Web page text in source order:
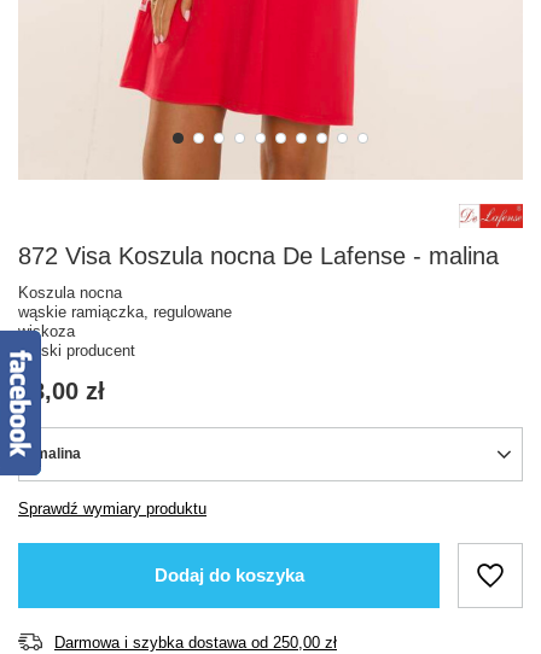
872 Visa Koszula nocna De Lafense - malina
Koszula nocna
wąskie ramiączka, regulowane
wiskoza
Polski producent
68,00 zł
malina
Sprawdź wymiary produktu
Dodaj do koszyka
Darmowa i szybka dostawa od 250,00 zł